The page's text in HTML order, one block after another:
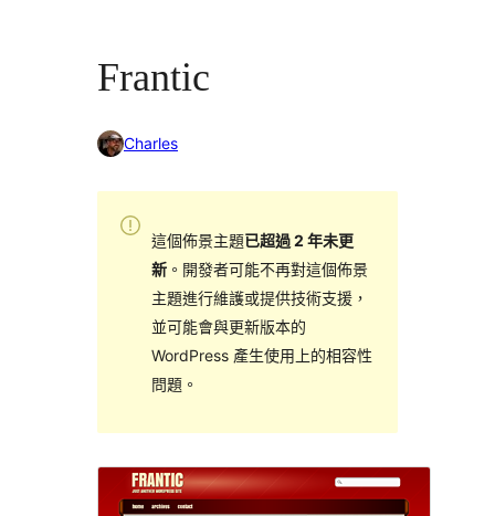
Frantic
Charles
這個佈景主題已超過 2 年未更
新。開發者可能不再對這個佈景
主題進行維護或提供技術支援，
並可能會與更新版本的
WordPress 產生使用上的相容性
問題。